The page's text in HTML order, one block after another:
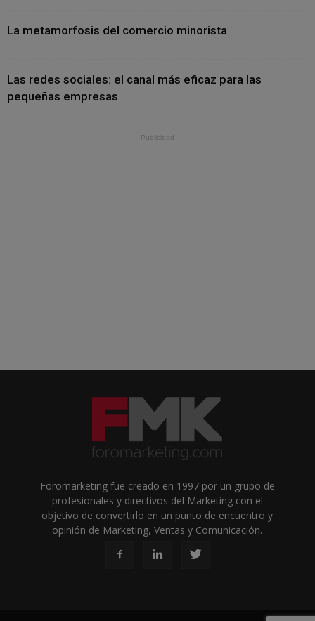
La metamorfosis del comercio minorista
Las redes sociales: el canal más eficaz para las
pequeñas empresas
- Publicidad -
Foromarketing fue creado en 1997 por un grupo de
profesionales y directivos del Marketing con el
objetivo de convertirlo en un punto de encuentro y
opinión de Marketing, Ventas y Comunicación.